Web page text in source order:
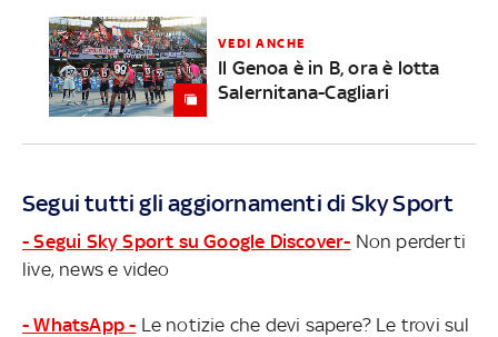
VEDI ANCHE
Il Genoa è in B, ora è lotta
Salernitana-Cagliari
Segui tutti gli aggiornamenti di Sky Sport
- Segui Sky Sport su Google Discover- Non perderti
live, news e video
- WhatsApp - Le notizie che devi sapere? Le trovi sul